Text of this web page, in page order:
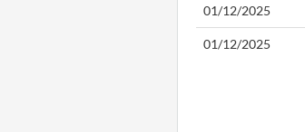
01/12/2025
01/12/2025